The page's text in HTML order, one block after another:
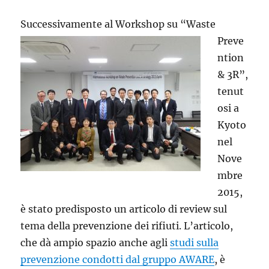
o
filiere
alternative?
Successivamente al Workshop su “Waste
Preve
ntion
& 3R”,
tenut
osi a
Kyoto
nel
Nove
mbre
2015,
è stato predisposto un articolo di review sul
tema della prevenzione dei rifiuti. L’articolo,
che dà ampio spazio anche aglistudi sulla
prevenzione condotti dal gruppo AWARE, è